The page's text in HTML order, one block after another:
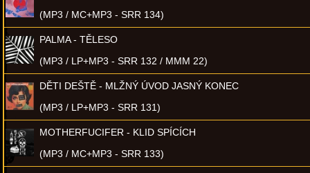
(MP3 / MC+MP3 - SRR 134)
PALMA - TĚLESO
(MP3 / LP+MP3 - SRR 132 / MMM 22)
DĚTI DEŠTĚ - MLŽNÝ ÚVOD JASNÝ KONEC
(MP3 / LP+MP3 - SRR 131)
MOTHERFUCIFER - KLID SPÍCÍCH
(MP3 / MC+MP3 - SRR 133)